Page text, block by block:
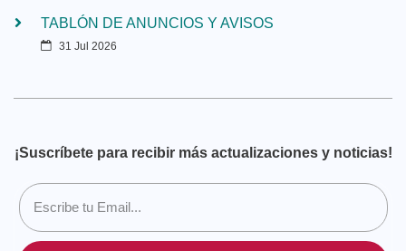
TABLÓN DE ANUNCIOS Y AVISOS
31 Jul 2026
¡Suscríbete para recibir más actualizaciones y noticias!